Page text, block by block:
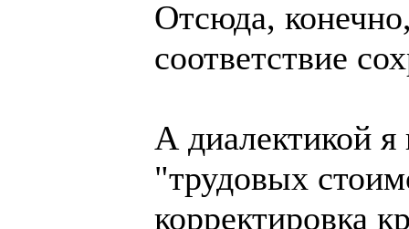
Отсюда,
соответствие
А диалектикой я
"трудовых
корректировка